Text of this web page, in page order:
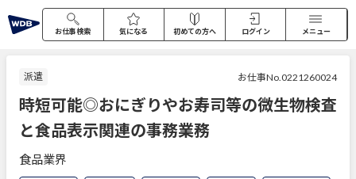
お仕事検索 気になる 初めての方へ ログイン メニュー
派遣 お仕事No.0221260024
時短可能◎おにぎりやお寿司等の微生物検査
と食品表示関連の事務業務
食品業界